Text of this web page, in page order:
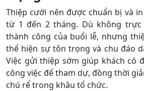
Thiệp cưới nên được chuẩn bị và
từ 1 đến 2 tháng. Dù không
thành công của buổi lễ, nhưng
thể hiện sự tôn trọng và chu đáo
Việc gửi thiệp sớm giúp khách có
công việc để tham dự, đồng thời
chú rể trong khâu tổ chức.